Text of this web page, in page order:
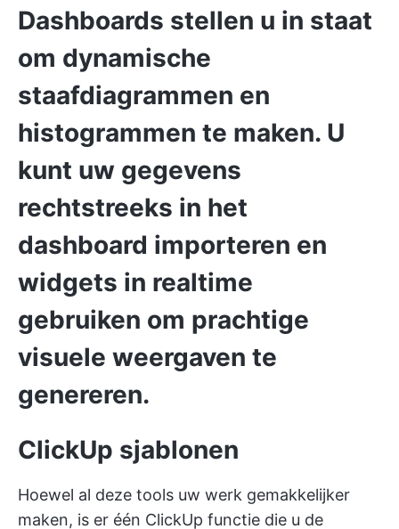
Dashboards stellen u in staat
om dynamische
staafdiagrammen en
histogrammen te maken. U
kunt uw gegevens
rechtstreeks in het
dashboard importeren en
widgets in realtime
gebruiken om prachtige
visuele weergaven te
genereren.
ClickUp sjablonen
Hoewel al deze tools uw werk gemakkelijker
maken, is er één ClickUp functie die u de